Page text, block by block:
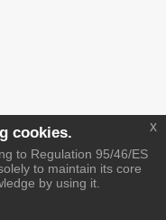
cookies.
to Regulation 95/46/ES
to maintain its core
by using it.
x